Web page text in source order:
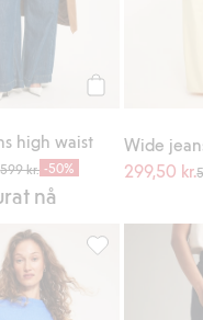
high waist
599 kr. -50%
Wide
299,50 kr.
nå
waist, Legg til i favoriter
Strikkegenser,